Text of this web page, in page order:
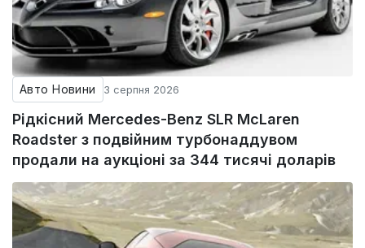
Авто Новини 3 серпня 2026
Рідкісний Mercedes-Benz SLR McLaren
Roadster з подвійним турбонаддувом
продали на аукціоні за 344 тисячі доларів